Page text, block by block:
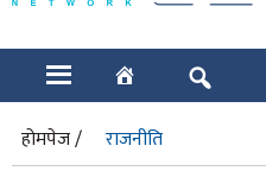
होमपेज / राजनीति